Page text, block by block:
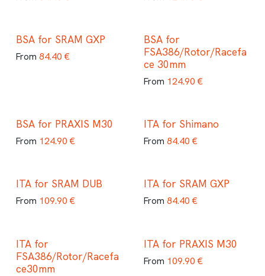
BSA for SRAM GXP
From 84.40 €
BSA for
FSA386/Rotor/Racefa
ce 30mm
From 124.90 €
BSA for PRAXIS M30
From 124.90 €
ITA for Shimano
From 84.40 €
ITA for SRAM DUB
From 109.90 €
ITA for SRAM GXP
From 84.40 €
ITA for
FSA386/Rotor/Racefa
ce30mm
ITA for PRAXIS M30
From 109.90 €